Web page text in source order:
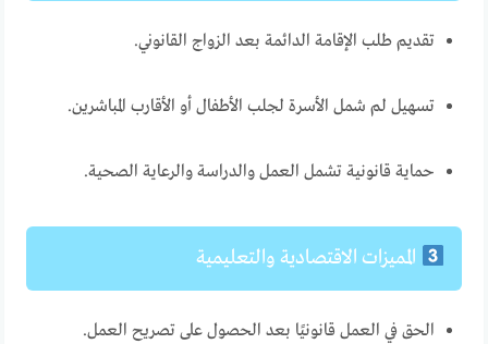
تقديم طلب الإقامة الدائمة بعد الزواج القانوني.
تسهيل لم شمل الأسرة لجلب الأطفال أو الأقارب المباشرين.
حماية قانونية تشمل العمل والدراسة والرعاية الصحية.
المميزات الاقتصادية والتعليمية
الحق في العمل قانونيًا بعد الحصول على تصريح العمل.